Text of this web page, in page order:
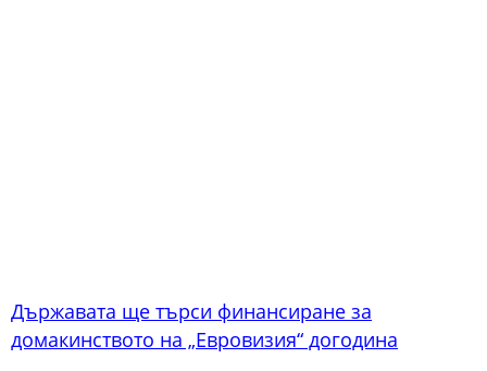
Държавата ще търси финансиране за
домакинството на „Евровизия“ догодина